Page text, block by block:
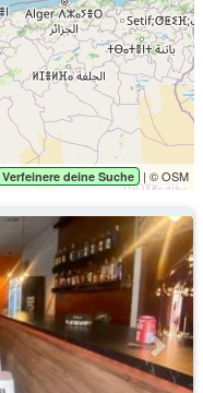
Verfeinere deine Suche | © OSM